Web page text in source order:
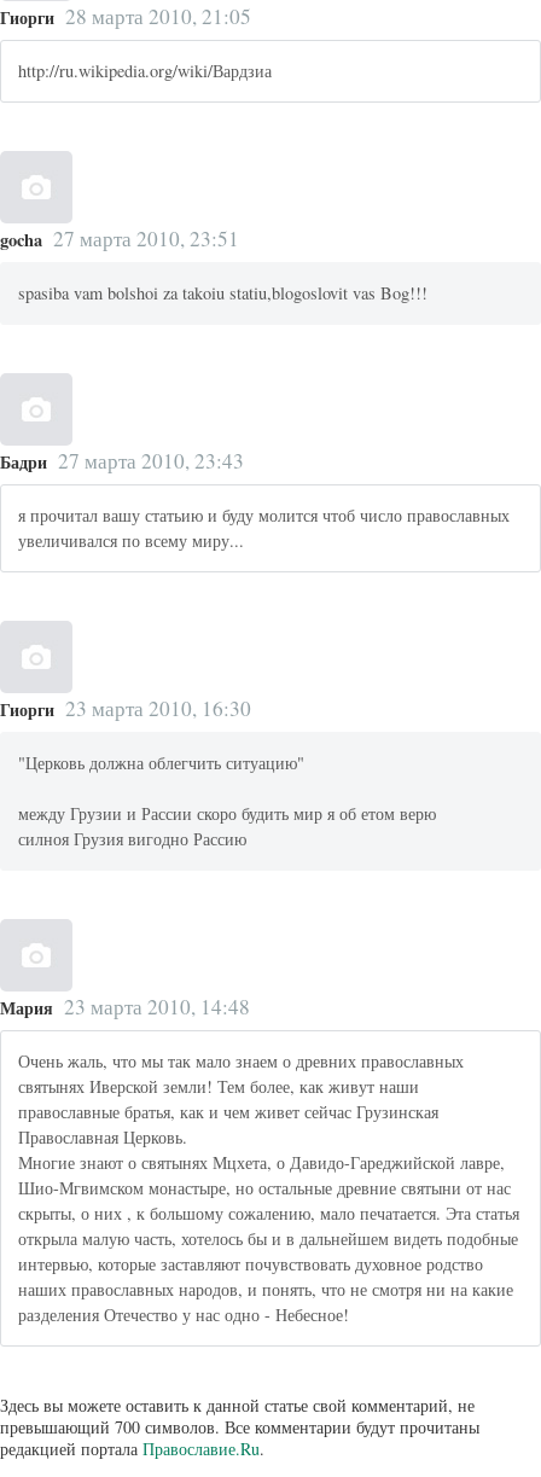
Гиорги 28 марта 2010, 21:05
http://ru.wikipedia.org/wiki/Вардзиа
gocha 27 марта 2010, 23:51
spasiba vam bolshoi za takoiu statiu,blogoslovit vas Bog!!!
Бадри 27 марта 2010, 23:43
я прочитал вашу статьию и буду молится чтоб число православных
увеличивался по всему миру...
Гиорги 23 марта 2010, 16:30
"Церковь должна облегчить ситуацию"
между Грузии и Рассии скоро будить мир я об етом верю
силноя Грузия вигодно Рассию
Мария 23 марта 2010, 14:48
Очень жаль, что мы так мало знаем о древних православных
святынях Иверской земли! Тем более, как живут наши
православные братья, как и чем живет сейчас Грузинская
Православная Церковь.
Многие знают о святынях Мцхета, о Давидо-Гареджийской лавре,
Шио-Мгвимском монастыре, но остальные древние святыни от нас
скрыты, о них , к большому сожалению, мало печатается. Эта статья
открыла малую часть, хотелось бы и в дальнейшем видеть подобные
интервью, которые заставляют почувствовать духовное родство
наших православных народов, и понять, что не смотря ни на какие
разделения Отечество у нас одно - Небесное!
Здесь вы можете оставить к данной статье свой комментарий, не
превышающий 700 символов. Все комментарии будут прочитаны
редакцией портала Православие.Ru.